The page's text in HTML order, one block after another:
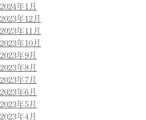
2024年1月
2023年12月
2023年11月
2023年10月
2023年9月
2023年8月
2023年7月
2023年6月
2023年5月
2023年4月